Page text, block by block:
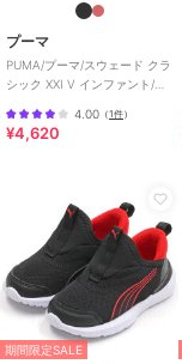
プーマ
PUMA/プーマ/スウェード クラ
シック XXI V インファント/ベ
4.00 （1件）
¥4,620
期間限定SALE